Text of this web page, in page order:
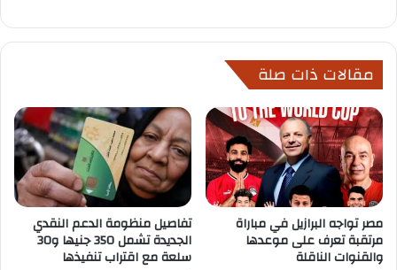
مقالات ذات صلة
مصر تواجه البرازيل في مباراة
مرتقبة تعرف على موعدها
والقنوات الناقلة
تفاصيل منظومة الدعم النقدي
الجديدة تشمل 350 جنيها و30
سلعة مع اقتراب تنفيذها